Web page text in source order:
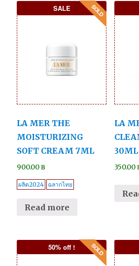
SALE
LA MER THE
MOISTURIZING
SOFT CREAM 7ML
900.00฿
ผลิต2024 ฉลากไทย
Read more
LA
30ML
350.00
50% off !